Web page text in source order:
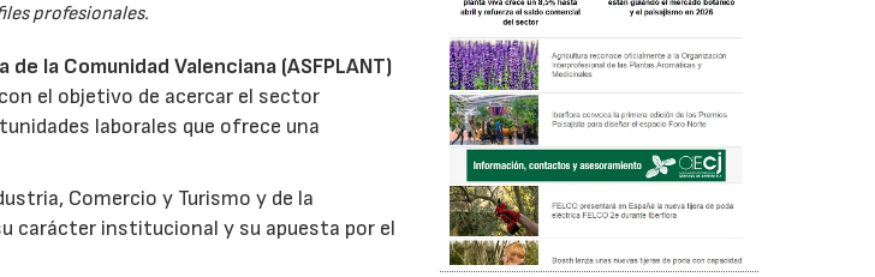
profesionales.
la Comunidad Valenciana (ASFPLANT)
el objetivo de acercar el sector
laborales que ofrece una
Comercio y Turismo y de la
carácter institucional y su apuesta por el